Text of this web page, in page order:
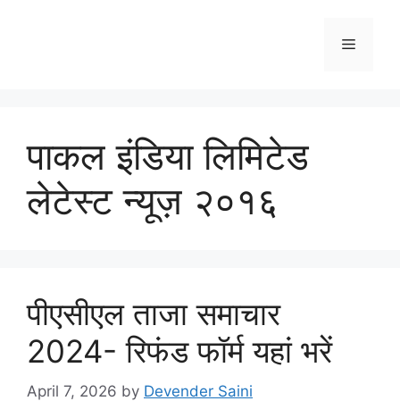
Menu
पाकल इंडिया लिमिटेड
लेटेस्ट न्यूज़ २०१६
पीएसीएल ताजा समाचार
2024- रिफंड फॉर्म यहां भरें
April 7, 2026 by Devender Saini